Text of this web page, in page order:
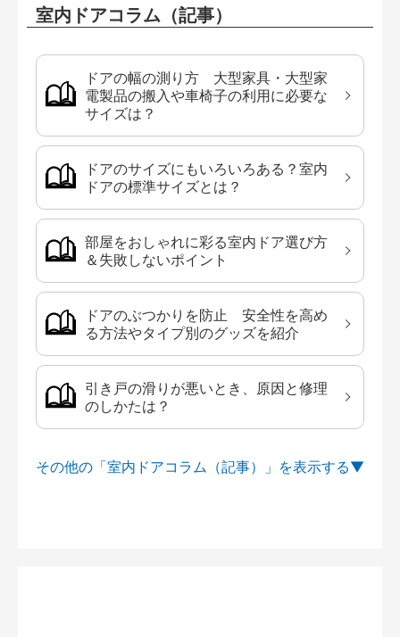
室内ドアコラム（記事）
ドアの幅の測り方 大型家具・大型家
電製品の搬入や車椅子の利用に必要な
サイズは？
ドアのサイズにもいろいろある？室内
ドアの標準サイズとは？
部屋をおしゃれに彩る室内ドア選び方
＆失敗しないポイント
ドアのぶつかりを防止 安全性を高め
る方法やタイプ別のグッズを紹介
引き戸の滑りが悪いとき、原因と修理
のしかたは？
その他の「室内ドアコラム（記事）」を